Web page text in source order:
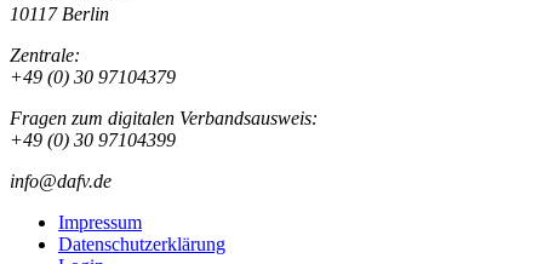
10117 Berlin
Zentrale:
+49 (0) 30 97104379
Fragen zum digitalen Verbandsausweis:
+49 (0) 30 97104399
info@dafv.de
Impressum
Datenschutzerklärung